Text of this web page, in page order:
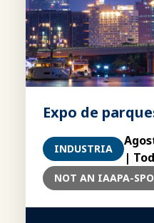
Expo de
INDUSTRIA
|
NOT AN IAAPA-